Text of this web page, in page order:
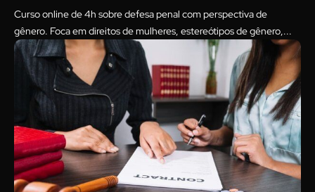
Curso online de 4h sobre defesa penal com perspectiva de
gênero. Foca em direitos de mulheres, estereótipos de gênero,...